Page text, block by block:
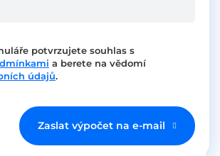
potvrzujete souhlas s
a berete na vědomí
údajů.
Zaslat výpočet na e-mail